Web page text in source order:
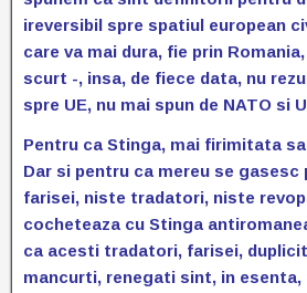
ireversibil spre spatiul european
care va mai dura, fie prin
scurt -, insa, de fiece data, nu
spre UE, nu mai spun de NATO si
Pentru ca Stinga, mai firimitata
Dar si pentru ca mereu se gasesc
farisei, niste tradatori, niste
cocheteaza cu Stinga
ca acesti tradatori, farisei,
mancurti, renegati sint, in esenta,